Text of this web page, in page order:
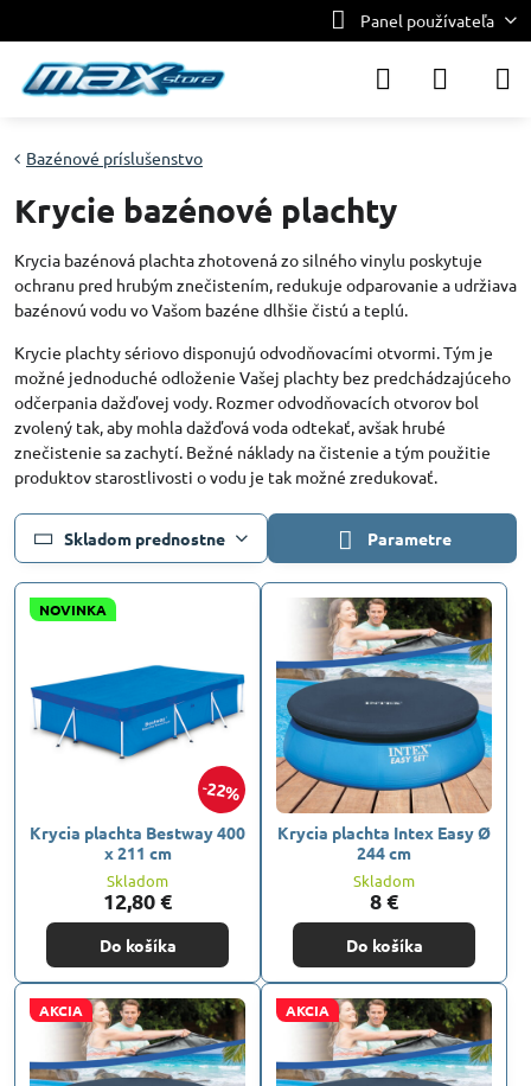
Panel používateľa
Bazénové príslušenstvo
Krycie bazénové plachty
Krycia bazénová plachta zhotovená zo silného vinylu poskytuje
ochranu pred hrubým znečistením, redukuje odparovanie a udržiava
bazénovú vodu vo Vašom bazéne dlhšie čistú a teplú.
Krycie plachty sériovo disponujú odvodňovacími otvormi. Tým je
možné jednoduché odloženie Vašej plachty bez predchádzajúceho
odčerpania dažďovej vody. Rozmer odvodňovacích otvorov bol
zvolený tak, aby mohla dažďová voda odtekať, avšak hrubé
znečistenie sa zachytí. Bežné náklady na čistenie a tým použitie
produktov starostlivosti o vodu je tak možné zredukovať.
Skladom prednostne Parametre
22%
NOVINKA
Krycia plachta Bestway 400
x 211 cm
Skladom
12,80 €
Do košíka
Krycia plachta Intex Easy Ø
244 cm
Skladom
8 €
Do košíka
AKCIA AKCIA